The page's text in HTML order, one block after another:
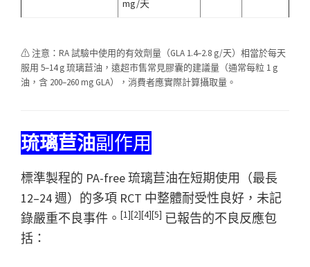
mg/天
⚠ 注意：RA 試驗中使用的有效劑量（GLA 1.4–2.8 g/天）相當於每天
服用 5–14 g 琉璃苣油，遠超市售常見膠囊的建議量（通常每粒 1 g
油，含 200–260 mg GLA），消費者應實際計算攝取量。
琉璃苣油副作用
標準製程的 PA-free 琉璃苣油在短期使用（最長
12–24 週）的多項 RCT 中整體耐受性良好，未記
錄嚴重不良事件。 [1][2][4][5] 已報告的不良反應包
括：